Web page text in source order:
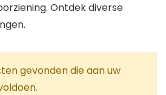
Ontdek diverse
gevonden die aan uw